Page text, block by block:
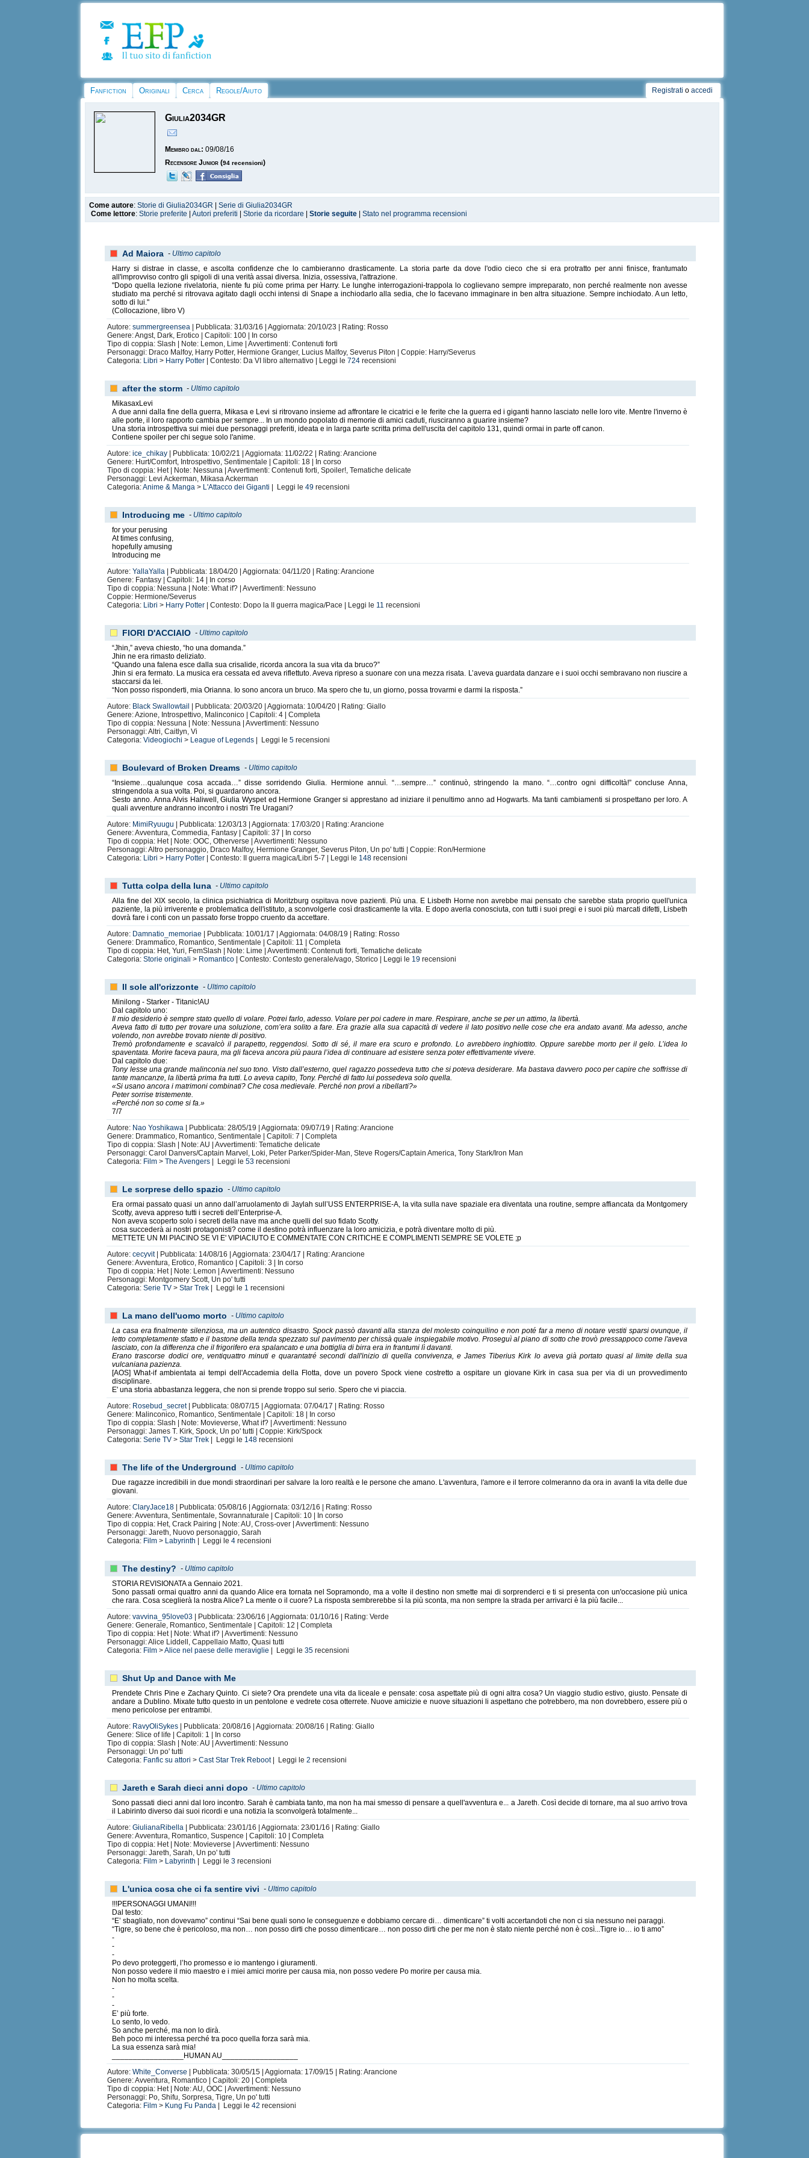
Fanfiction Originali Cerca Regole/Aiuto Registrati o accedi
Giulia2034GR
Membro dal: 09/08/16
Recensore Junior (94 recensioni)
Come autore:Storie di Giulia2034GR |Serie di Giulia2034GR
Come lettore:Storie preferite |Autori preferiti |Storie da ricordare |Storie seguite |Stato nel programma recensioni
Ad Maiora - Ultimo capitolo
Harry si distrae in classe, e ascolta confidenze che lo cambieranno drasticamente. La storia parte da dove l'odio cieco che si era protratto per anni finisce, frantumato
all'improvviso contro gli spigoli di una verità assai diversa. Inizia, ossessiva, l'attrazione.
"Dopo quella lezione rivelatoria, niente fu più come prima per Harry. Le lunghe interrogazioni-trappola lo coglievano sempre impreparato, non perché realmente non avesse
studiato ma perché si ritrovava agitato dagli occhi intensi di Snape a inchiodarlo alla sedia, che lo facevano immaginare in ben altra situazione. Sempre inchiodato. A un letto,
sotto di lui."
(Collocazione, libro V)
Autore:summergreensea | Pubblicata: 31/03/16 | Aggiornata: 20/10/23 | Rating: Rosso
Genere: Angst, Dark, Erotico | Capitoli: 100 | In corso
Tipo di coppia: Slash | Note: Lemon, Lime | Avvertimenti: Contenuti forti
Personaggi: Draco Malfoy, Harry Potter, Hermione Granger, Lucius Malfoy, Severus Piton | Coppie: Harry/Severus
Categoria: Libri > Harry Potter | Contesto: Da VI libro alternativo | Leggi le724 recensioni
after the storm - Ultimo capitolo
MikasaxLevi
A due anni dalla fine della guerra, Mikasa e Levi si ritrovano insieme ad affrontare le cicatrici e le ferite che la guerra ed i giganti hanno lasciato nelle loro vite. Mentre l'inverno è
alle porte, il loro rapporto cambia per sempre... In un mondo popolato di memorie di amici caduti, riusciranno a guarire insieme?
Una storia introspettiva sui miei due personaggi preferiti, ideata e in larga parte scritta prima dell'uscita del capitolo 131, quindi ormai in parte off canon.
Contiene spoiler per chi segue solo l'anime.
Autore:ice_chikay | Pubblicata: 10/02/21 | Aggiornata: 11/02/22 | Rating: Arancione
Genere: Hurt/Comfort, Introspettivo, Sentimentale | Capitoli: 18 | In corso
Tipo di coppia: Het | Note: Nessuna | Avvertimenti: Contenuti forti, Spoiler!, Tematiche delicate
Personaggi: Levi Ackerman, Mikasa Ackerman
Categoria:Anime & Manga > L'Attacco dei Giganti | Leggi le49 recensioni
Introducing me - Ultimo capitolo
for your perusing
At times confusing,
hopefully amusing
Introducing me
Autore:YallaYalla | Pubblicata: 18/04/20 | Aggiornata: 04/11/20 | Rating: Arancione
Genere: Fantasy | Capitoli: 14 | In corso
Tipo di coppia: Nessuna | Note: What if? | Avvertimenti: Nessuno
Coppie: Hermione/Severus
Categoria: Libri > Harry Potter | Contesto: Dopo la II guerra magica/Pace | Leggi le 11 recensioni
FIORI D'ACCIAIO - Ultimo capitolo
“Jhin,” aveva chiesto, “ho una domanda.”
Jhin ne era rimasto deliziato.
“Quando una falena esce dalla sua crisalide, ricorda ancora la sua vita da bruco?”
Jhin si era fermato. La musica era cessata ed aveva riflettuto. Aveva ripreso a suonare con una mezza risata. L’aveva guardata danzare e i suoi occhi sembravano non riuscire a
staccarsi da lei.
“Non posso risponderti, mia Orianna. Io sono ancora un bruco. Ma spero che tu, un giorno, possa trovarmi e darmi la risposta.”
Autore: Black Swallowtail
| Pubblicata: 20/03/20 | Aggiornata: 10/04/20 | Rating: Giallo
Genere: Azione, Introspettivo, Malinconico | Capitoli: 4 | Completa
Tipo di coppia: Nessuna | Note: Nessuna | Avvertimenti: Nessuno
Personaggi: Altri, Caitlyn, Vi
Categoria:Videogiochi > League of Legends | Leggi le5 recensioni
Boulevard of Broken Dreams - Ultimo capitolo
“Insieme…qualunque cosa accada…” disse sorridendo Giulia. Hermione annuì. “…sempre…” continuò, stringendo la mano. “…contro ogni difficoltà!” concluse Anna,
stringendola a sua volta. Poi, si guardarono ancora.
Sesto anno. Anna Alvis Haliwell, Giulia Wyspet ed Hermione Granger si apprestano ad iniziare il penultimo anno ad Hogwarts. Ma tanti cambiamenti si prospettano per loro. A
quali avventure andranno incontro i nostri Tre Uragani?
Autore: MimiRyuugu
| Pubblicata: 12/03/13 | Aggiornata: 17/03/20 | Rating: Arancione
Genere: Avventura, Commedia, Fantasy | Capitoli: 37 | In corso
Tipo di coppia: Het | Note: OOC, Otherverse | Avvertimenti: Nessuno
Personaggi: Altro personaggio, Draco Malfoy, Hermione Granger, Severus Piton, Un po' tutti | Coppie: Ron/Hermione
Categoria: Libri > Harry Potter | Contesto: II guerra magica/Libri 5-7 | Leggi le 148 recensioni
Tutta colpa della luna - Ultimo capitolo
Alla fine del XIX secolo, la clinica psichiatrica di Moritzburg ospitava nove pazienti. Più una. E Lisbeth Horne non avrebbe mai pensato che sarebbe stata proprio quell'unica
paziente, la più irriverente e problematica dell'istituto, a sconvolgerle così drasticamente la vita. E dopo averla conosciuta, con tutti i suoi pregi e i suoi più marcati difetti, Lisbeth
dovrà fare i conti con un passato forse troppo cruento da accettare.
Autore: Damnatio_memoriae
| Pubblicata: 10/01/17 | Aggiornata: 04/08/19 | Rating: Rosso
Genere: Drammatico, Romantico, Sentimentale | Capitoli: 11 | Completa
Tipo di coppia: Het, Yuri, FemSlash | Note: Lime | Avvertimenti: Contenuti forti, Tematiche delicate
Categoria:Storie originali > Romantico | Contesto: Contesto generale/vago, Storico | Leggi le 19 recensioni
Il sole all'orizzonte - Ultimo capitolo
Minilong - Starker - Titanic!AU
Dal capitolo uno:
Il mio desiderio è sempre stato quello di volare. Potrei farlo, adesso. Volare per poi cadere in mare. Respirare, anche se per un attimo, la libertà.
Aveva fatto di tutto per trovare una soluzione, com’era solito a fare. Era grazie alla sua capacità di vedere il lato positivo nelle cose che era andato avanti. Ma adesso, anche
volendo, non avrebbe trovato niente di positivo.
Tremò profondamente e scavalcò il parapetto, reggendosi. Sotto di sé, il mare era scuro e profondo. Lo avrebbero inghiottito. Oppure sarebbe morto per il gelo. L’idea lo
spaventata. Morire faceva paura, ma gli faceva ancora più paura l’idea di continuare ad esistere senza poter effettivamente vivere.
Dal capitolo due:
Tony lesse una grande malinconia nel suo tono. Visto dall’esterno, quel ragazzo possedeva tutto che si poteva desiderare. Ma bastava davvero poco per capire che soffrisse di
tante mancanze, la libertà prima fra tutti. Lo aveva capito, Tony. Perché di fatto lui possedeva solo quella.
«Si usano ancora i matrimoni combinati? Che cosa medievale. Perché non provi a ribellarti?»
Peter sorrise tristemente.
«Perché non so come si fa.»
7/7
Autore: Nao Yoshikawa | Pubblicata: 28/05/19 | Aggiornata: 09/07/19 | Rating: Arancione
Genere: Drammatico, Romantico, Sentimentale | Capitoli: 7 | Completa
Tipo di coppia: Slash | Note: AU | Avvertimenti: Tematiche delicate
Personaggi: Carol Danvers/Captain Marvel, Loki, Peter Parker/Spider-Man, Steve Rogers/Captain America, Tony Stark/Iron Man
Categoria: Film >The Avengers | Leggi le53 recensioni
Le sorprese dello spazio - Ultimo capitolo
Era ormai passato quasi un anno dall’arruolamento di Jaylah sull’USS ENTERPRISE-A, la vita sulla nave spaziale era diventata una routine, sempre affiancata da Montgomery
Scotty, aveva appreso tutti i secreti dell’Enterprise-A.
Non aveva scoperto solo i secreti della nave ma anche quelli del suo fidato Scotty.
cosa succederà ai nostri protagonisti? come il destino potrà influenzare la loro amicizia, e potrà diventare molto di più.
METTETE UN MI PIACINO SE VI E' VIPIACIUTO E COMMENTATE CON CRITICHE E COMPLIMENTI SEMPRE SE VOLETE ;p
Autore:cecyvit| Pubblicata: 14/08/16 | Aggiornata: 23/04/17 | Rating: Arancione
Genere: Avventura, Erotico, Romantico | Capitoli: 3 | In corso
Tipo di coppia: Het | Note: Lemon | Avvertimenti: Nessuno
Personaggi: Montgomery Scott, Un po' tutti
Categoria:Serie TV >Star Trek | Leggi le 1 recensioni
La mano dell'uomo morto - Ultimo capitolo
La casa era finalmente silenziosa, ma un autentico disastro. Spock passò davanti alla stanza del molesto coinquilino e non poté far a meno di notare vestiti sparsi ovunque, il
letto completamente sfatto e il bastone della tenda spezzato sul pavimento per chissà quale inspiegabile motivo. Proseguì al piano di sotto che trovò pressappoco come l'aveva
lasciato, con la differenza che il frigorifero era spalancato e una bottiglia di birra era in frantumi lì davanti.
Erano trascorse dodici ore, ventiquattro minuti e quarantatré secondi dall'inizio di quella convivenza, e James Tiberius Kirk lo aveva già portato quasi al limite della sua
vulcaniana pazienza.
[AOS] What-if ambientata ai tempi dell'Accademia della Flotta, dove un povero Spock viene costretto a ospitare un giovane Kirk in casa sua per via di un provvedimento
disciplinare.
E' una storia abbastanza leggera, che non si prende troppo sul serio. Spero che vi piaccia.
Autore: Rosebud_secret| Pubblicata: 08/07/15 | Aggiornata: 07/04/17 | Rating: Rosso
Genere: Malinconico, Romantico, Sentimentale | Capitoli: 18 | In corso
Tipo di coppia: Slash | Note: Movieverse, What if? | Avvertimenti: Nessuno
Personaggi: James T. Kirk, Spock, Un po' tutti | Coppie: Kirk/Spock
Categoria:Serie TV >Star Trek | Leggi le 148 recensioni
The life of the Underground - Ultimo capitolo
Due ragazze incredibili in due mondi straordinari per salvare la loro realtà e le persone che amano. L'avventura, l'amore e il terrore colmeranno da ora in avanti la vita delle due
giovani.
Autore:ClaryJace18 | Pubblicata: 05/08/16 | Aggiornata: 03/12/16 | Rating: Rosso
Genere: Avventura, Sentimentale, Sovrannaturale | Capitoli: 10 | In corso
Tipo di coppia: Het, Crack Pairing | Note: AU, Cross-over | Avvertimenti: Nessuno
Personaggi: Jareth, Nuovo personaggio, Sarah
Categoria: Film > Labyrinth | Leggi le4 recensioni
The destiny? - Ultimo capitolo
STORIA REVISIONATA a Gennaio 2021.
Sono passati ormai quattro anni da quando Alice era tornata nel Sopramondo, ma a volte il destino non smette mai di sorprenderci e ti si presenta con un'occasione più unica
che rara. Cosa sceglierà la nostra Alice? La mente o il cuore? La risposta sembrerebbe sì la più sconta, ma non sempre la strada per arrivarci è la più facile...
Autore:vavvina_95love03 | Pubblicata: 23/06/16 | Aggiornata: 01/10/16 | Rating: Verde
Genere: Generale, Romantico, Sentimentale | Capitoli: 12 | Completa
Tipo di coppia: Het | Note: What if? | Avvertimenti: Nessuno
Personaggi: Alice Liddell, Cappellaio Matto, Quasi tutti
Categoria: Film >Alice nel paese delle meraviglie | Leggi le35 recensioni
Shut Up and Dance with Me
Prendete Chris Pine e Zachary Quinto. Ci siete? Ora prendete una vita da liceale e pensate: cosa aspettate più di ogni altra cosa? Un viaggio studio estivo, giusto. Pensate di
andare a Dublino. Mixate tutto questo in un pentolone e vedrete cosa otterrete. Nuove amicizie e nuove situazioni li aspettano che potrebbero, ma non dovrebbero, essere più o
meno pericolose per entrambi.
Autore: RavyOliSykes | Pubblicata: 20/08/16 | Aggiornata: 20/08/16 | Rating: Giallo
Genere: Slice of life | Capitoli: 1 | In corso
Tipo di coppia: Slash | Note: AU | Avvertimenti: Nessuno
Personaggi: Un po' tutti
Categoria: Fanfic su attori >Cast Star Trek Reboot| Leggi le2 recensioni
Jareth e Sarah dieci anni dopo - Ultimo capitolo
Sono passati dieci anni dal loro incontro. Sarah è cambiata tanto, ma non ha mai smesso di pensare a quell'avventura e... a Jareth. Così decide di tornare, ma al suo arrivo trova
il Labirinto diverso dai suoi ricordi e una notizia la sconvolgerà totalmente...
Autore:GiulianaRibella | Pubblicata: 23/01/16 | Aggiornata: 23/01/16 | Rating: Giallo
Genere: Avventura, Romantico, Suspence | Capitoli: 10 | Completa
Tipo di coppia: Het | Note: Movieverse | Avvertimenti: Nessuno
Personaggi: Jareth, Sarah, Un po' tutti
Categoria: Film > Labyrinth | Leggi le3 recensioni
L'unica cosa che ci fa sentire vivi - Ultimo capitolo
!!!PERSONAGGI UMANI!!!
Dal testo:
“E’ sbagliato, non dovevamo” continui “Sai bene quali sono le conseguenze e dobbiamo cercare di… dimenticare” ti volti accertandoti che non ci sia nessuno nei paraggi.
“Tigre, so bene che è pericoloso, ma non… non posso dirti che posso dimenticare… non posso dirti che per me non è stato niente perché non è così...Tigre io… io ti amo”
-
-
-
Po devo proteggerti, l’ho promesso e io mantengo i giuramenti.
Non posso vedere il mio maestro e i miei amici morire per causa mia, non posso vedere Po morire per causa mia.
Non ho molta scelta.
-
-
-
E’ più forte.
Lo sento, lo vedo.
So anche perché, ma non lo dirà.
Beh poco mi interessa perché tra poco quella forza sarà mia.
La sua essenza sarà mia!
_________________HUMAN AU__________________
Autore:White_Converse
| Pubblicata: 30/05/15 | Aggiornata: 17/09/15 | Rating: Arancione
Genere: Avventura, Romantico | Capitoli: 20 | Completa
Tipo di coppia: Het | Note: AU, OOC | Avvertimenti: Nessuno
Personaggi: Po, Shifu, Sorpresa, Tigre, Un po' tutti
Categoria: Film > Kung Fu Panda | Leggi le42 recensioni